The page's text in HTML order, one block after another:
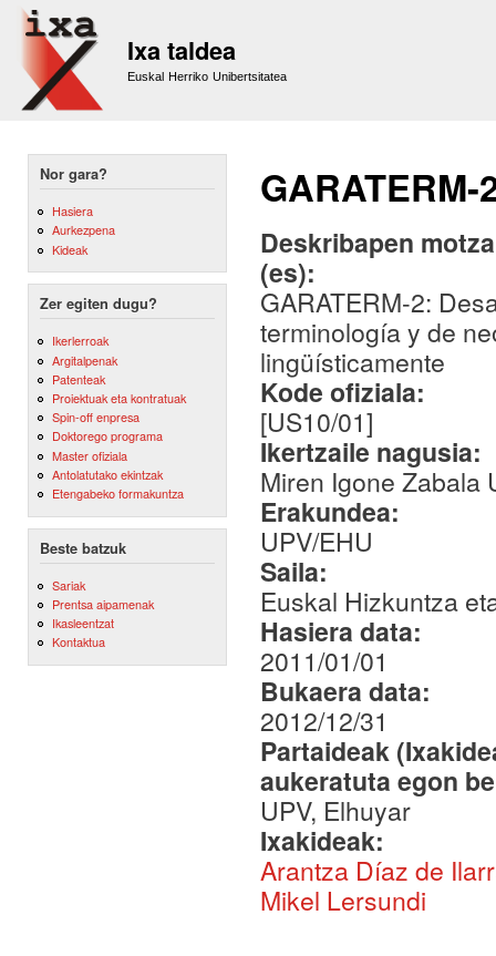
Ixa taldea
Euskal Herriko Unibertsitatea
Nor gara?
Hasiera
Aurkezpena
Kideak
Zer egiten dugu?
Ikerlerroak
Argitalpenak
Patenteak
Proiektuak eta kontratuak
Spin-off enpresa
Doktorego programa
Master ofiziala
Antolatutako ekintzak
Etengabeko formakuntza
Beste batzuk
Sariak
Prentsa aipamenak
Ikasleentzat
Kontaktua
GARATERM-
Deskribapen
(es):
GARATERM-2:
terminología y de
lingüísticamente
Kode ofiziala:
[US10/01]
Ikertzaile nagusia:
Miren Igone Zabala
Erakundea:
UPV/EHU
Saila:
Euskal Hizkuntza
Hasiera data:
2011/01/01
Bukaera data:
2012/12/31
Partaideak
aukeratuta egon
UPV, Elhuyar
Ixakideak:
Arantza Díaz de
Mikel Lersundi